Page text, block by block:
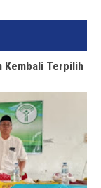
Kembali Terpilih